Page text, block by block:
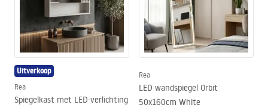
Uitverkoop
Rea
Spiegelkast met LED-verlichting
Rea
LED wandspiegel Orbit
50x160cm White